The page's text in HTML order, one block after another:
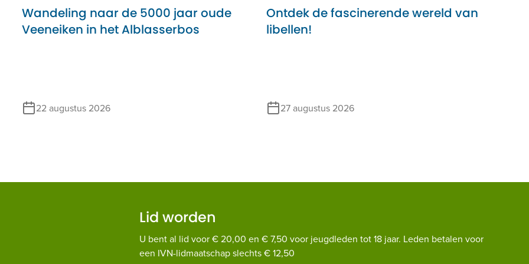
Wandeling naar de 5000 jaar oude
Veeneiken in het Alblasserbos
22 augustus 2026
Ontdek de fascinerende wereld van
libellen!
27 augustus 2026
Lid worden
U bent al lid voor € 20,00 en € 7,50 voor jeugdleden tot 18 jaar. Leden betalen voor
een IVN-lidmaatschap slechts € 12,50